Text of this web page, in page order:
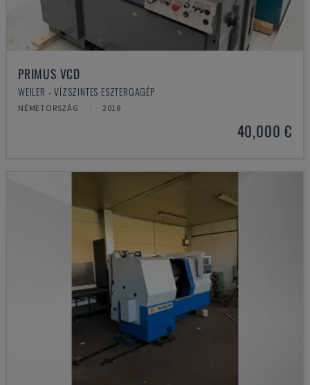
PRIMUS VCD
WEILER - VÍZSZINTES ESZTERGAGÉP
NÉMETORSZÁG 2018
40,000 €